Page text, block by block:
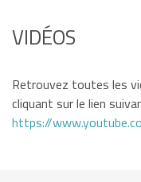
VIDÉOS
Retrouvez toutes les
cliquant sur le lien
https://